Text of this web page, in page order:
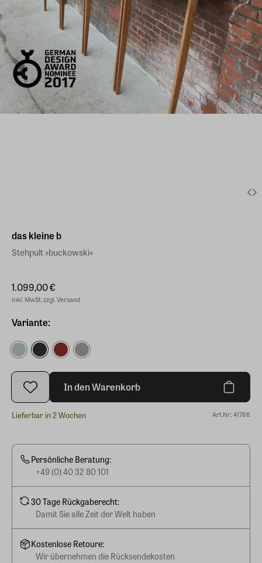
das kleine b
Stehpult »buckowski«
1.099,00 €
inkl. MwSt. zzgl. Versand
Variante:
In den Warenkorb
Lieferbar in 2 Wochen Art.Nr.: 41766
Persönliche Beratung:
+49 (0) 40 32 80 101
30 Tage Rückgaberecht:
Damit Sie alle Zeit der Welt haben
Kostenlose Retoure:
Wir übernehmen die Rücksendekosten